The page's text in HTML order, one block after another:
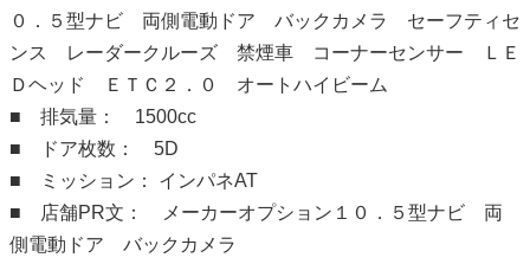
０．５型ナビ 両側電動ドア バックカメラ セーフティセ
ンス レーダークルーズ 禁煙車 コーナーセンサー ＬＥ
Ｄヘッド ＥＴＣ２．０ オートハイビーム
■ 排気量： 1500cc
■ ドア枚数： 5D
■ ミッション： インパネAT
■ 店舗PR文： メーカーオプション１０．５型ナビ 両
側電動ドア バックカメラ